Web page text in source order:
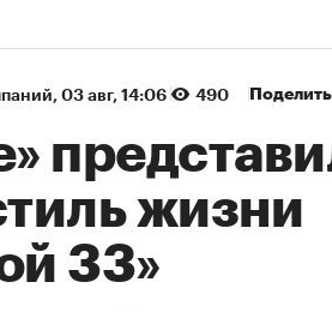
⁠, 03 авг, 14:06 490
жизни
33»